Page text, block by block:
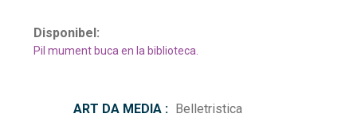
Disponibel:
Pil mument buca en la biblioteca.
ART DA MEDIA :
Belletristica